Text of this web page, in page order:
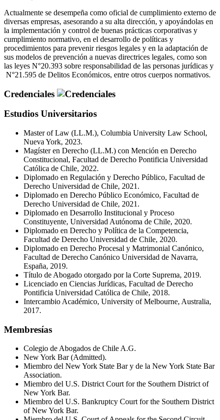
Actualmente se desempeña como oficial de cumplimiento externo de
diversas empresas, asesorando a su alta dirección, y apoyándolas en
la implementación y control de buenas prácticas corporativas y
cumplimiento normativo, en el desarrollo de políticas y
procedimientos para prevenir riesgos legales y en la adaptación de
sus modelos de prevención a nuevas directrices legales, como son
las leyes N°20.393 sobre responsabilidad de las personas jurídicas y
N°21.595 de Delitos Económicos, entre otros cuerpos normativos.
Credenciales
Estudios Universitarios
Master of Law (LL.M.), Columbia University Law School,
Nueva York, 2023.
Magíster en Derecho (LL.M.) con Mención en Derecho
Constitucional, Facultad de Derecho Pontificia Universidad
Católica de Chile, 2022.
Diplomado en Regulación y Derecho Público, Facultad de
Derecho Universidad de Chile, 2021.
Diplomado en Derecho Público Económico, Facultad de
Derecho Universidad de Chile, 2021.
Diplomado en Desarrollo Institucional y Proceso
Constituyente, Universidad Autónoma de Chile, 2020.
Diplomado en Derecho y Política de la Competencia,
Facultad de Derecho Universidad de Chile, 2020.
Diplomado en Derecho Procesal y Matrimonial Canónico,
Facultad de Derecho Canónico Universidad de Navarra,
España, 2019.
Título de Abogado otorgado por la Corte Suprema, 2019.
Licenciado en Ciencias Jurídicas, Facultad de Derecho
Pontificia Universidad Católica de Chile, 2018.
Intercambio Académico, University of Melbourne, Australia,
2017.
Membresías
Colegio de Abogados de Chile A.G.
New York Bar (Admitted).
Miembro del New York State Bar y de la New York State Bar
Association.
Miembro del U.S. District Court for the Southern District of
New York Bar.
Miembro del U.S. Bankruptcy Court for the Southern District
of New York Bar.